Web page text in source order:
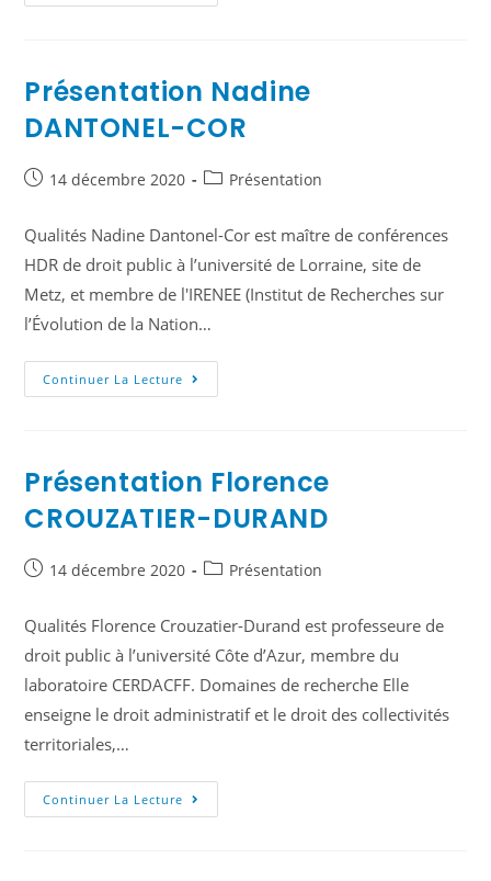
Présentation Nadine
DANTONEL-COR
14 décembre 2020 Présentation
Qualités Nadine Dantonel-Cor est maître de conférences
HDR de droit public à l’université de Lorraine, site de
Metz, et membre de l'IRENEE (Institut de Recherches sur
l’Évolution de la Nation…
Continuer La Lecture
Présentation Florence
CROUZATIER-DURAND
14 décembre 2020 Présentation
Qualités Florence Crouzatier-Durand est professeure de
droit public à l’université Côte d’Azur, membre du
laboratoire CERDACFF. Domaines de recherche Elle
enseigne le droit administratif et le droit des collectivités
territoriales,…
Continuer La Lecture